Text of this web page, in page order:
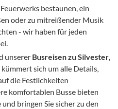
bestaunen, ein
oder zu mitreißender Musik
- wir haben für jeden
unserer Busreisen zu Silvester,
sich um alle Details,
die Festlichkeiten
komfortablen Busse bieten
bringen Sie sicher zu den